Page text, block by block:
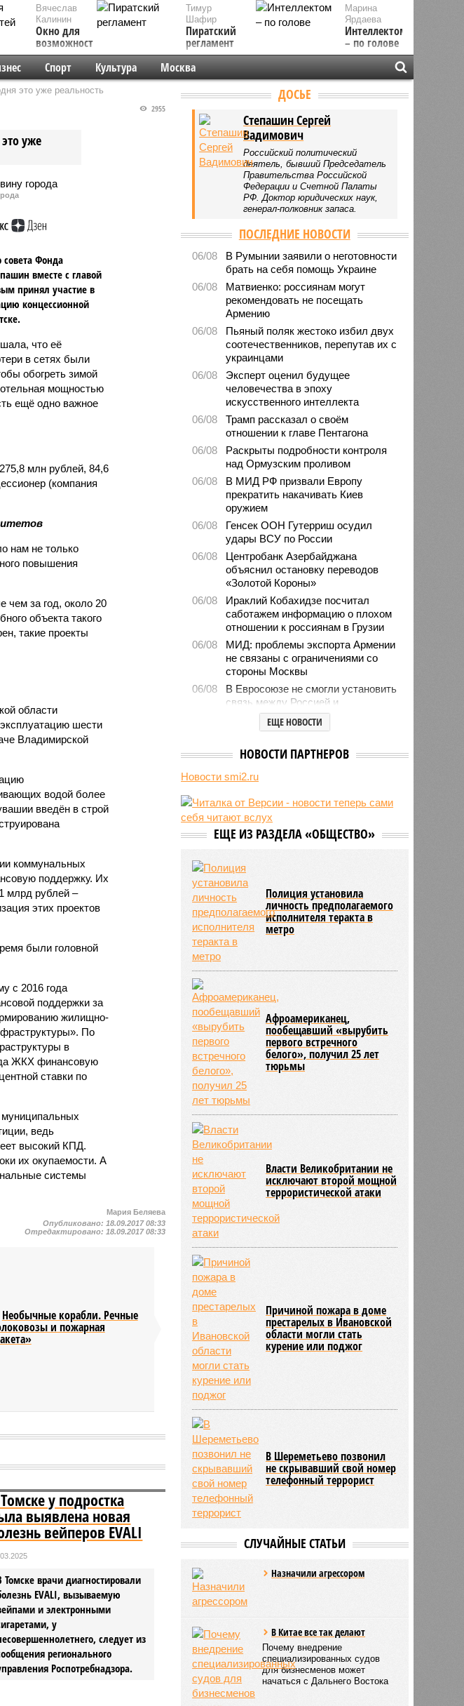
Вячеслав
Калинин
Окно для
возможностей
Марина
Ярдаева
Интеллектом
– по голове
Тимур
Шафир
Пиратский
регламент
Спорт Культура Москва
это уже реальность
уже
2955
совета Фонда
вместе с главой
принял участие в
концессионной
что её
в сетях были
обогреть зимой
мощностью
ещё одно важное
млн рублей, 84,6
(компания
нам не только
повышения
чем за год, около 20
объекта такого
такие проекты
области
шести
Владимирской
водой более
введён в строй
коммунальных
поддержку. Их
млрд рублей –
этих проектов
были голов­ной
с 2016 года
поддержки за
жилищно-
По
в
ЖКХ финансовую
ставки по
муниципальных
ведь
высокий КПД.
их окупаемости. А
системы
Мария Беляева
Опубликовано: 18.09.2017 08:33
Отредактировано: 18.09.2017 08:33
Необычные корабли. Речные
и пожарная
у подростка
выявлена новая
вейперов EVALI
Томске врачи диагностировали
EVALI, вызываемую
и электронными
у
следует из
регионального
Роспотребнадзора.
ДОСЬЕ
Степашин Сергей
Вадимович
Российский политический
деятель, бывший Председатель
Правительства Российской
Федерации и Счетной Палаты
РФ. Доктор юридических наук,
генерал-полковник запаса.
ПОСЛЕДНИЕ НОВОСТИ
06/08
В Румынии заявили о неготовности
брать на себя помощь Украине
06/08
Матвиенко: россиянам могут
рекомендовать не посещать
Армению
06/08
Пьяный поляк жестоко избил двух
соотечественников, перепутав их с
украинцами
06/08
Эксперт оценил будущее
человечества в эпоху
искусственного интеллекта
06/08
Трамп рассказал о своём
отношении к главе Пентагона
06/08
Раскрыты подробности контроля
над Ормузским проливом
06/08
В МИД РФ призвали Европу
прекратить накачивать Киев
оружием
06/08
Генсек ООН Гутерриш осудил
удары ВСУ по России
06/08
Центробанк Азербайджана
объяснил остановку переводов
«Золотой Короны»
06/08
Ираклий Кобахидзе посчитал
саботажем информацию о плохом
отношении к россиянам в Грузии
06/08
МИД: проблемы экспорта Армении
не связаны с ограничениями со
стороны Москвы
06/08
В Евросоюзе не смогли установить
связь между Россией и
миграционным кризисом в Сеуте
Ямпольская объяснила причины
ведущие вузы страны
06/08
Euractiv: закрытие границы с
экономики Финляндии
06/08
Минобрнауки осенью примет
решение о правилах приёма на
ЕЩЕ НОВОСТИ
НОВОСТИ ПАРТНЕРОВ
Новости smi2.ru
ЕЩЕ ИЗ РАЗДЕЛА «ОБЩЕСТВО»
Полиция установила
личность предполагаемого
исполнителя теракта в
метро
Афроамериканец,
пообещавший «вырубить
первого встречного
белого», получил 25 лет
тюрьмы
Власти Великобритании не
исключают второй мощной
террористической атаки
Причиной пожара в доме
престарелых в Ивановской
области могли стать
курение или поджог
В Шереметьево позвонил
не скрывавший свой номер
телефонный террорист
СЛУЧАЙНЫЕ СТАТЬИ
Назначили агрессором
В Китае все так делают
Почему внедрение
специализированных судов
для бизнесменов может
начаться с Дальнего Востока